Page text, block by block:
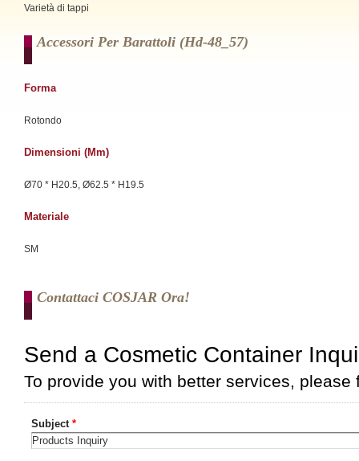
Varietà di tappi
Accessori Per Barattoli (hd-48_57)
Forma
Rotondo
Dimensioni (mm)
Ø70 * H20.5, Ø62.5 * H19.5
Materiale
SM
Contattaci COSJAR Ora!